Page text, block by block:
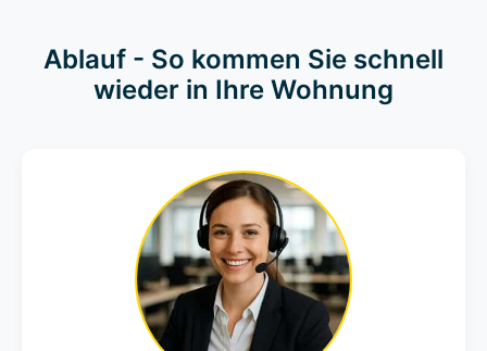
Ablauf - So kommen Sie schnell
wieder in Ihre Wohnung